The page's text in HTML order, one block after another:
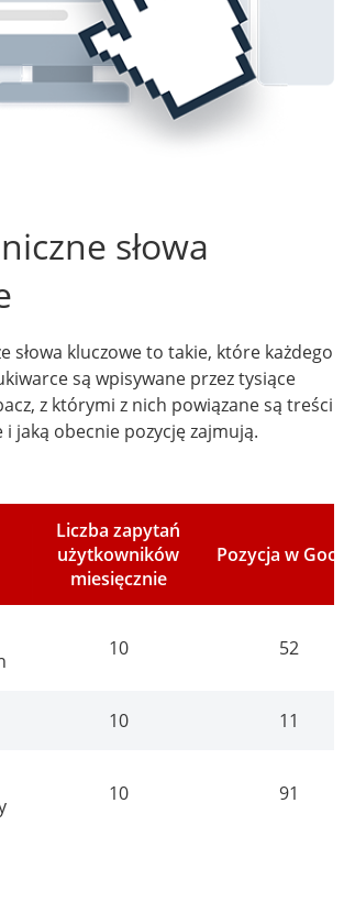
słowa
słowa kluczowe to takie, które każdego
są wpisywane przez tysiące
z którymi z nich powiązane są treści
jaką obecnie pozycję zajmują.
Liczba zapytań
użytkowników
miesięcznie
Pozycja w
10 52
10 11
10 91